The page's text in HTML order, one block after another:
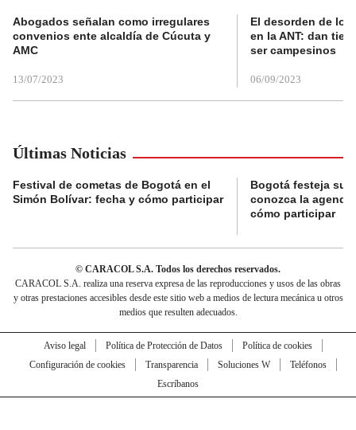
Abogados señalan como irregulares
convenios ente alcaldía de Cúcuta y
AMC
13/07/2023
El desorden de
en la ANT: dan
ser campesinos
06/09/2023
Últimas Noticias
Festival de cometas de Bogotá en el
Simón Bolívar: fecha y cómo participar
Bogotá festeja su
conozca la
cómo participar
© CARACOL S.A. Todos los derechos reservados.
CARACOL S.A. realiza una reserva expresa de las reproducciones y usos de las obras
y otras prestaciones accesibles desde este sitio web a medios de lectura mecánica u otros
medios que resulten adecuados.
Aviso legal Política de Protección de Datos
Política de cookies
Configuración de cookies
Transparencia Soluciones W
Teléfonos
Escríbanos